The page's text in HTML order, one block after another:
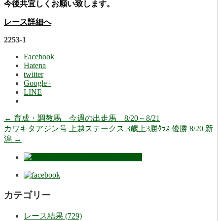
今後共宜しくお願い致します。
レース詳細へ
2253-1
Facebook
Hatena
twitter
Google+
LINE
← 育成・調教馬 今週の出走馬 8/20～8/21
カワキタアジン号 上越ステークス 3歳上3勝ｸﾗｽ 優勝 8/20 新
潟 →
カテゴリー
レース結果 (729)